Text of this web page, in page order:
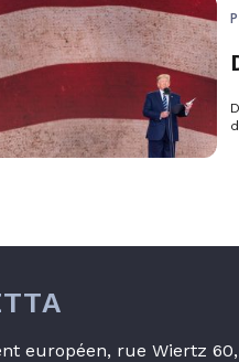
européen, rue Wiertz